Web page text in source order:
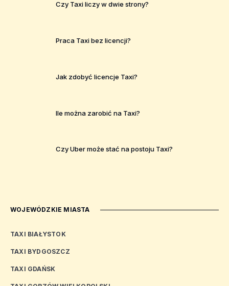
Czy Taxi liczy w dwie strony?
Praca Taxi bez licencji?
Jak zdobyć licencje Taxi?
Ile można zarobić na Taxi?
Czy Uber może stać na postoju Taxi?
WOJEWÓDZKIE MIASTA
TAXI BIAŁYSTOK
TAXI BYDGOSZCZ
TAXI GDAŃSK